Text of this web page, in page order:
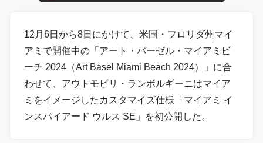
12月6日から8日にかけて、米国・フロリダ州マイ
アミで開催中の「アート・バーゼル・マイアミビ
ーチ 2024（Art Basel Miami Beach 2024）」に合
わせて、アウトモビリ・ランボルギーニはマイア
ミをイメージしたカスタマイズ仕様「マイアミ イ
ンスパイアード ウルス SE」を初公開した。